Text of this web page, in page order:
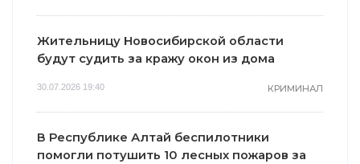
Жительницу Новосибирской области
будут судить за кражу окон из дома
30.07.2026 19:40 КРИМИНАЛ
В Республике Алтай беспилотники
помогли потушить 10 лесных пожаров за